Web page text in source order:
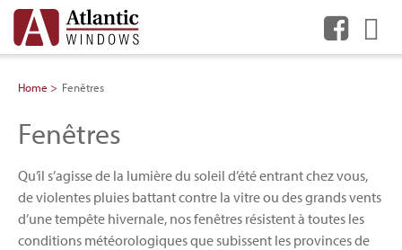
Home Fenêtres
Fenêtres
Qu’il s’agisse de la lumière du soleil d’été entrant chez vous,
de violentes pluies battant contre la vitre ou des grands vents
d’une tempête hivernale, nos fenêtres résistent à toutes les
conditions météorologiques que subissent les provinces de